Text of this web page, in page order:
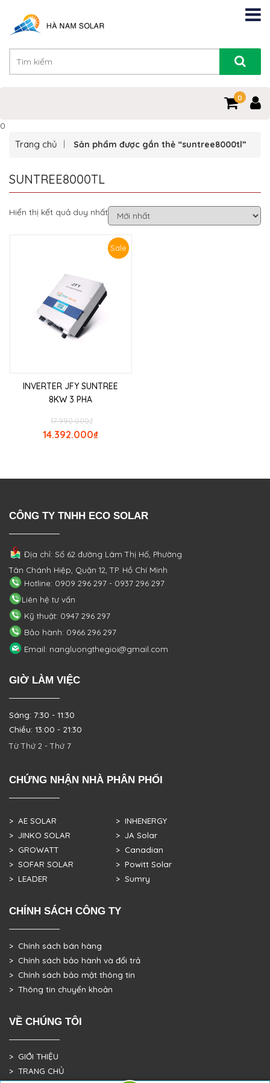
0
0
Trang chủ Sản phẩm được gắn thẻ “suntree8000tl”
SUNTREE8000TL
Hiển thị kết quả duy nhất
Sale
INVERTER JFY SUNTREE
8KW 3 PHA
₫
17.990.000
₫
14.392.000
CÔNG TY TNHH ECO SOLAR
Địa chỉ: Số 62 đường Lâm Thị Hố, Phường
Tân Chánh Hiệp, Quận 12, TP. Hồ Chí Minh
Hotline: 0909 296 297 - 0937 296 297
Liên hệ tư vấn
Kỹ thuật: 0947 296 297
Bảo hành: 0966 296 297
Email: nangluongthegioi@gmail.com
GIỜ LÀM VIỆC
Sáng: 7:30 - 11:30
Chiều: 13:00 - 21:30
Từ Thứ 2 - Thứ 7
CHỨNG NHẬN NHÀ PHÂN PHỐI
> AE SOLAR
> JINKO SOLAR
> GROWATT
> SOFAR SOLAR
> LEADER
> INHENERGY
> JA Solar
> Canadian
> Powitt Solar
> Sumry
CHÍNH SÁCH CÔNG TY
> Chính sách bán hàng
> Chính sách bảo hành và đổi trả
> Chính sách bảo mật thông tin
> Thông tin chuyển khoản
VỀ CHÚNG TÔI
> GIỚI THIỆU
> TRANG CHỦ